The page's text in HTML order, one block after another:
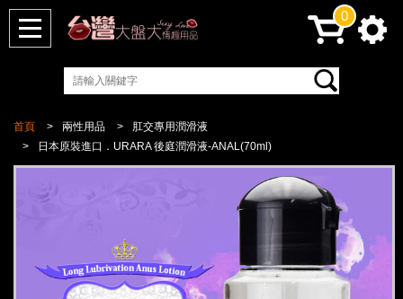
首頁 兩性用品
肛交專用潤滑液
日本原裝進口．URARA 後庭潤滑液-ANAL(70ml)
0